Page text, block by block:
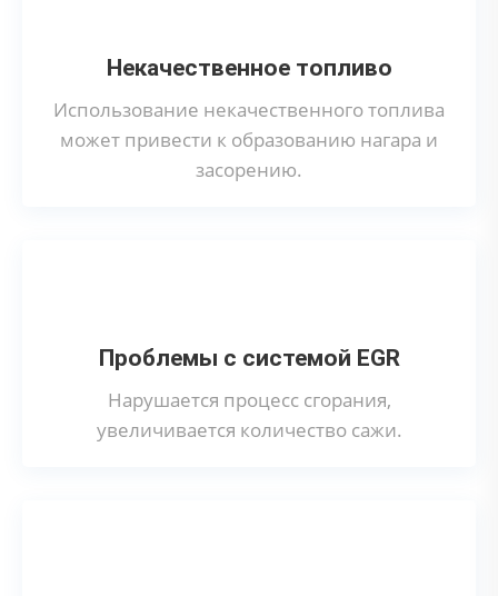
Некачественное топливо
Использование некачественного топлива
может привести к образованию нагара и
засорению.
Проблемы с системой EGR
Нарушается процесс сгорания,
увеличивается количество сажи.